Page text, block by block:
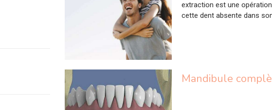
extraction est une
cette dent absente dans